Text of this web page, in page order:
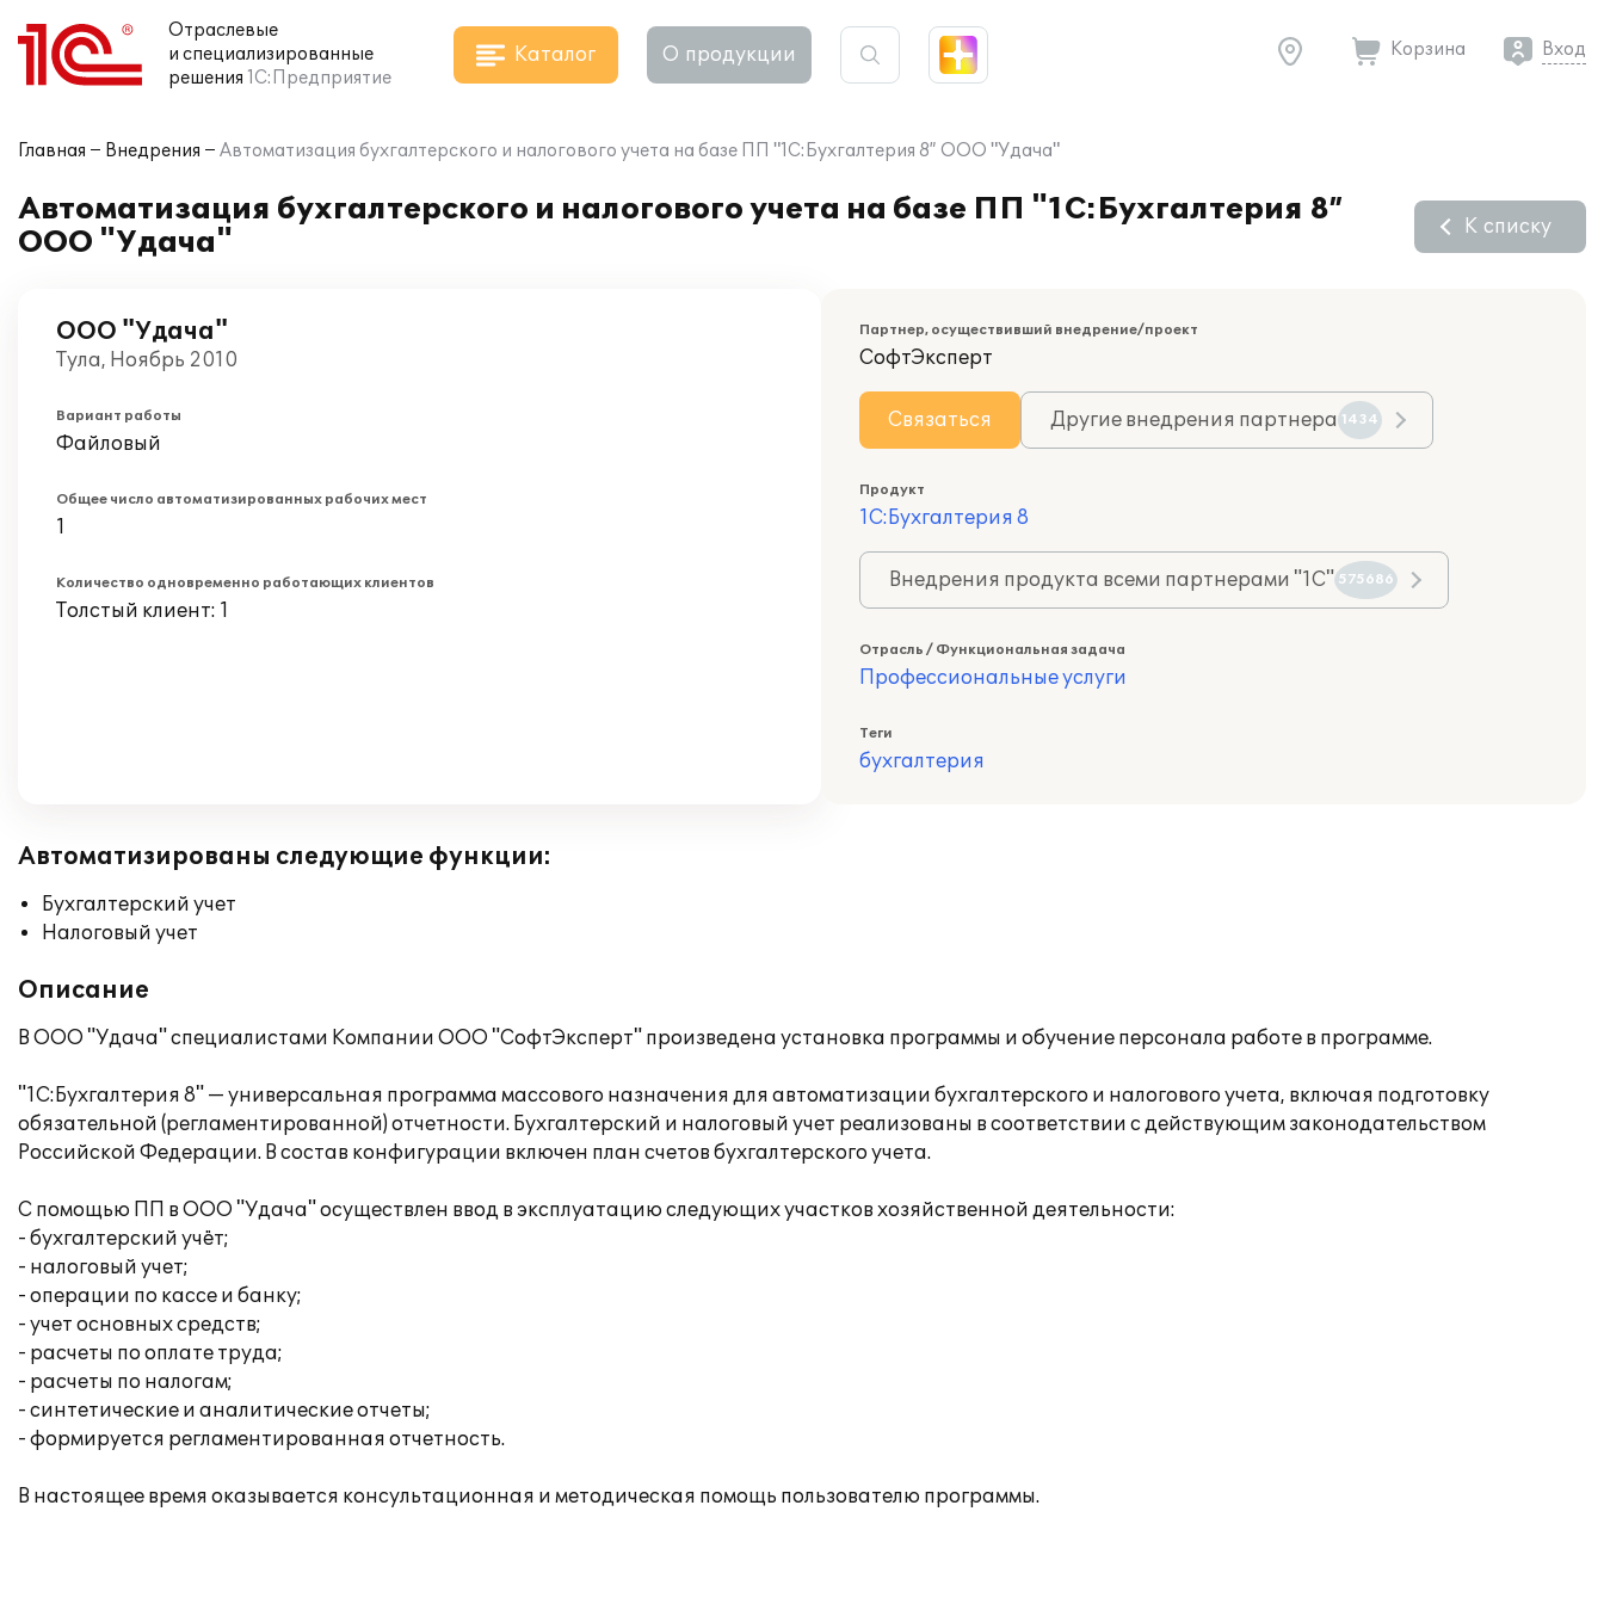
Отраслевые
и специализированные
решения 1С:Предприятие
Каталог О продукции Корзина Вход
Главная Внедрения Автоматизация бухгалтерского и налогового учета на базе ПП "1С:Бухгалтерия 8” ООО "Удача"
Автоматизация бухгалтерского и налогового учета на базе ПП "1С:Бухгалтерия 8”
ООО "Удача"
К списку
ООО "Удача"
Тула, Ноябрь 2010
Вариант работы
Файловый
Общее число автоматизированных рабочих мест
1
Количество одновременно работающих клиентов
Толстый клиент: 1
Партнер, осуществивший внедрение/проект
СофтЭксперт
Связаться Другие внедрения партнера 1434
Продукт
1С:Бухгалтерия 8
Внедрения продукта всеми партнерами "1С" 575686
Отрасль / Функциональная задача
Профессиональные услуги
Теги
бухгалтерия
Автоматизированы следующие функции:
Бухгалтерский учет
Налоговый учет
Описание
В ООО "Удача" специалистами Компании ООО "СофтЭксперт" произведена установка программы и обучение персонала работе в программе.
"1С:Бухгалтерия 8" — универсальная программа массового назначения для автоматизации бухгалтерского и налогового учета, включая подготовку
обязательной (регламентированной) отчетности. Бухгалтерский и налоговый учет реализованы в соответствии с действующим законодательством
Российской Федерации. В состав конфигурации включен план счетов бухгалтерского учета.
С помощью ПП в ООО "Удача" осуществлен ввод в эксплуатацию следующих участков хозяйственной деятельности:
- бухгалтерский учёт;
- налоговый учет;
- операции по кассе и банку;
- учет основных средств;
- расчеты по оплате труда;
- расчеты по налогам;
- синтетические и аналитические отчеты;
- формируется регламентированная отчетность.
В настоящее время оказывается консультационная и методическая помощь пользователю программы.